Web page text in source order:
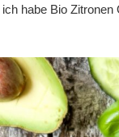
habe Bio Zitronen